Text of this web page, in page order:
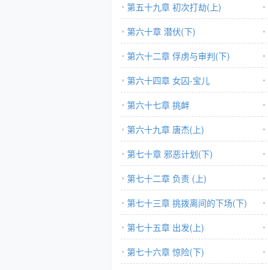
第五十九章 初次打劫(上)
第六十章 潜伏(下)
第六十二章 俘虏与审判(下)
第六十四章 女囚-宝儿
第六十七章 挑衅
第六十九章 唐杰(上)
第七十章 邪恶计划(下)
第七十二章 负责 (上)
第七十三章 挑拨离间的下场(下)
第七十五章 出发(上)
第七十六章 惊险(下)